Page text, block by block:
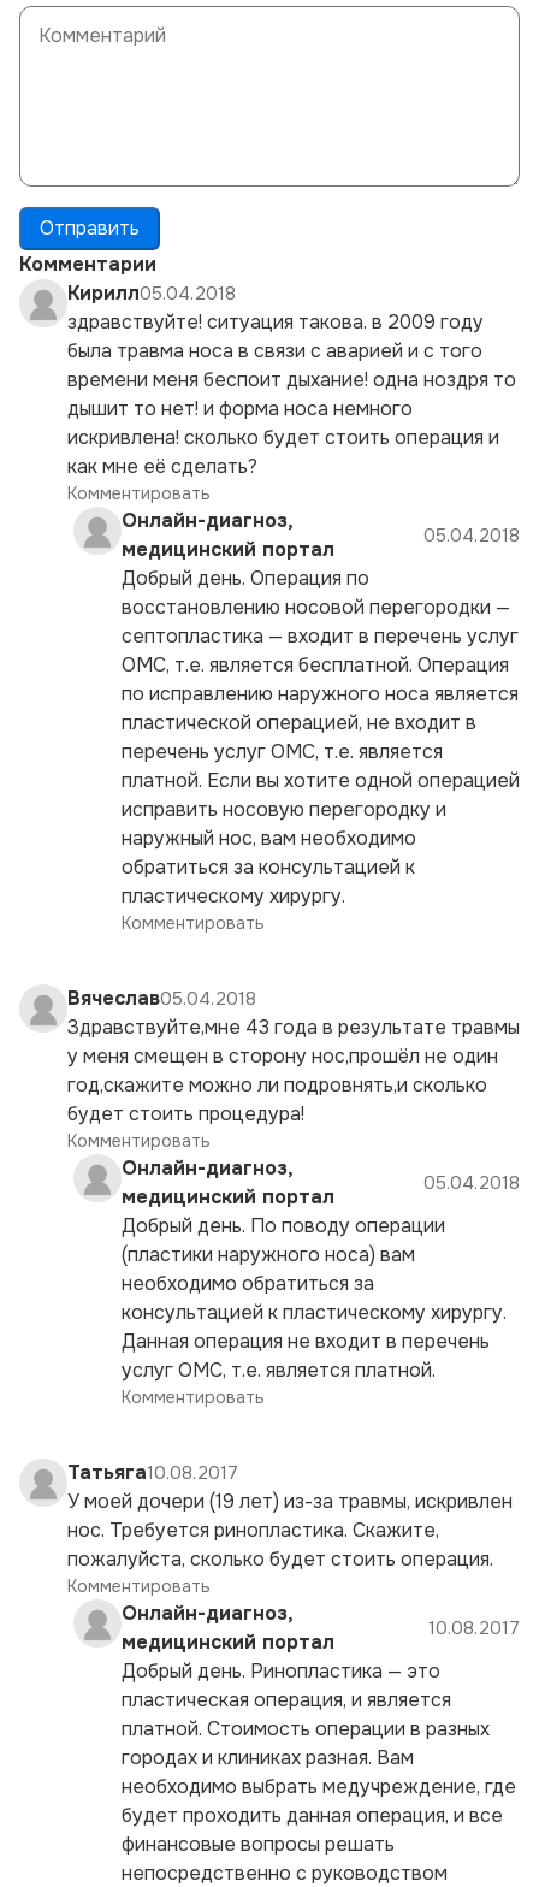
Отправить
Комментарии
Кирилл05.04.2018
здравствуйте! ситуация такова. в 2009 году
была травма носа в связи с аварией и с того
времени меня беспоит дыхание! одна ноздря то
дышит то нет! и форма носа немного
искривлена! сколько будет стоить операция и
как мне её сделать?
Комментировать
Онлайн-диагноз,
медицинский портал
05.04.2018
Добрый день. Операция по
восстановлению носовой перегородки —
септопластика — входит в перечень услуг
ОМС, т.е. является бесплатной. Операция
по исправлению наружного носа является
пластической операцией, не входит в
перечень услуг ОМС, т.е. является
платной. Если вы хотите одной операцией
исправить носовую перегородку и
наружный нос, вам необходимо
обратиться за консультацией к
пластическому хирургу.
Комментировать
Вячеслав05.04.2018
Здравствуйте,мне 43 года в результате травмы
у меня смещен в сторону нос,прошёл не один
год,скажите можно ли подровнять,и сколько
будет стоить процедура!
Комментировать
Онлайн-диагноз,
медицинский портал
05.04.2018
Добрый день. По поводу операции
(пластики наружного носа) вам
необходимо обратиться за
консультацией к пластическому хирургу.
Данная операция не входит в перечень
услуг ОМС, т.е. является платной.
Комментировать
Татьяга10.08.2017
У моей дочери (19 лет) из-за травмы, искривлен
нос. Требуется ринопластика. Скажите,
пожалуйста, сколько будет стоить операция.
Комментировать
Онлайн-диагноз,
медицинский портал
10.08.2017
Добрый день. Ринопластика — это
пластическая операция, и является
платной. Стоимость операции в разных
городах и клиниках разная. Вам
необходимо выбрать медучреждение, где
будет проходить данная операция, и все
финансовые вопросы решать
непосредственно с руководством